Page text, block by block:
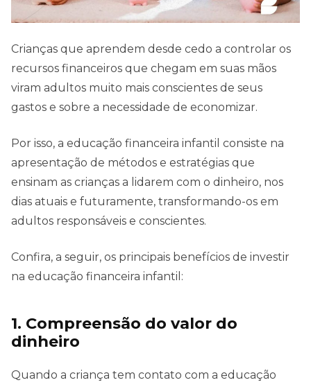
Crianças que aprendem desde cedo a controlar os
recursos financeiros que chegam em suas mãos
viram adultos muito mais conscientes de seus
gastos e sobre a necessidade de economizar.
Por isso, a educação financeira infantil consiste na
apresentação de métodos e estratégias que
ensinam as crianças a lidarem com o dinheiro, nos
dias atuais e futuramente, transformando-os em
adultos responsáveis e conscientes.
Confira, a seguir, os principais benefícios de investir
na educação financeira infantil:
1. Compreensão do valor do
dinheiro
Quando a criança tem contato com a educação